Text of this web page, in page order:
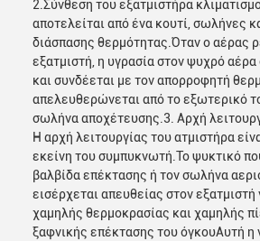
2.Σύνθεση του εξατμιστήρα
αποτελείται από ένα κουτί, σωλήνες
διάσπασης θερμότητας.Όταν ο αέρας
εξατμιστή, η υγρασία στον ψυχρό
και συνδέεται με τον απορροφητή
απελευθερώνεται από το εξωτερικό
σωλήνα αποχέτευσης.3. Αρχή
Η αρχή λειτουργίας του ατμιστήρα
εκείνη του συμπυκνωτή.Το ψυκτικό
βαλβίδα επέκτασης ή τον σωλήνα
εισέρχεται απευθείας στον εξατμιστή
χαμηλής θερμοκρασίας και χαμηλής
ξαφνικής επέκτασης του όγκουΑυτή η